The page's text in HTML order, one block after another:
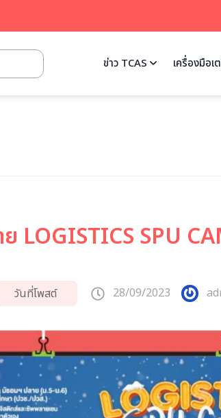
ข่าว TCAS เครื่องมือ
ย LOGISTICS SPU
วันที่โพสต์ 28/09/2023